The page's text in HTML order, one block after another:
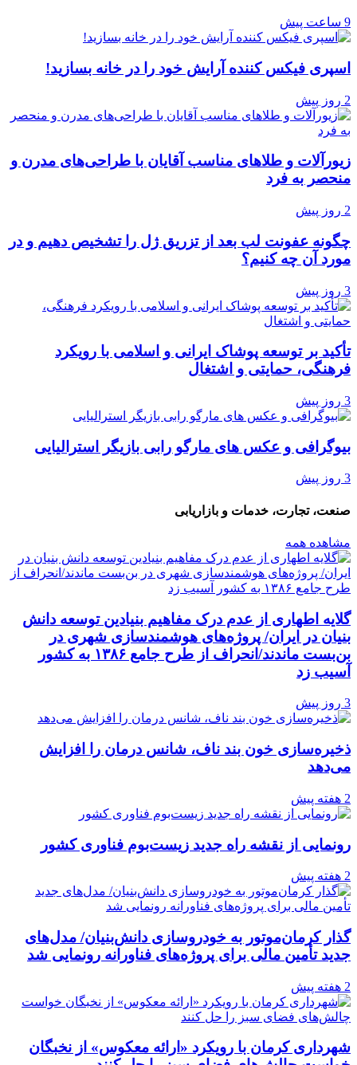
9 ساعت پیش
اسپری فیکس کننده آرایش خود را در خانه بسازید!
2 روز پیش
زیورآلات و طلاهای مناسب آقایان با طراحی‌های مدرن و
منحصر به فرد
2 روز پیش
چگونه عفونت لب بعد از تزریق ژل را تشخیص دهیم و در
مورد آن چه کنیم؟
3 روز پیش
تأکید بر توسعه پوشاک ایرانی و اسلامی با رویکرد
فرهنگی، حمایتی و اشتغال
3 روز پیش
بیوگرافی و عکس های مارگو رابی بازیگر استرالیایی
3 روز پیش
صنعت، تجارت، خدمات و بازاریابی
مشاهده همه
گلایه اطهاری از عدم درک مفاهیم بنیادین توسعه دانش
بنیان در ایران/ پروژه‌های هوشمندسازی شهری در
بن‌بست ماندند/انحراف از طرح جامع ۱۳۸۶ به کشور
آسیب زد
3 روز پیش
ذخیره‌سازی خون بند ناف، شانس درمان را افزایش
می‌دهد
2 هفته پیش
رونمایی از نقشه راه جدید زیست‌بوم فناوری کشور
2 هفته پیش
گذار کرمان‌موتور به خودروسازی دانش‌بنیان/ مدل‌های
جدید تأمین مالی برای پروژه‌های فناورانه رونمایی شد
2 هفته پیش
شهرداری کرمان با رویکرد «ارائه معکوس» از نخبگان